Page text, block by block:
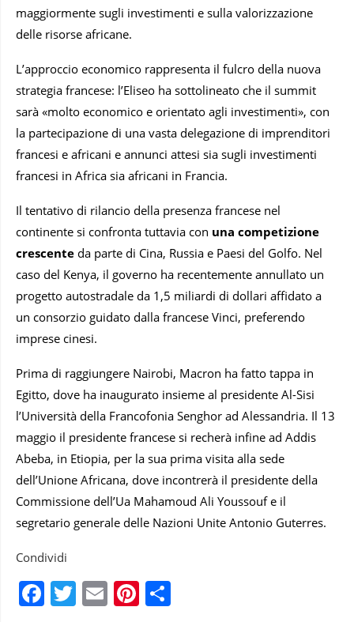
maggiormente sugli investimenti e sulla valorizzazione
delle risorse africane.
L’approccio economico rappresenta il fulcro della nuova
strategia francese: l’Eliseo ha sottolineato che il summit
sarà «molto economico e orientato agli investimenti», con
la partecipazione di una vasta delegazione di imprenditori
francesi e africani e annunci attesi sia sugli investimenti
francesi in Africa sia africani in Francia.
Il tentativo di rilancio della presenza francese nel
continente si confronta tuttavia con una competizione
crescente da parte di Cina, Russia e Paesi del Golfo. Nel
caso del Kenya, il governo ha recentemente annullato un
progetto autostradale da 1,5 miliardi di dollari affidato a
un consorzio guidato dalla francese Vinci, preferendo
imprese cinesi.
Prima di raggiungere Nairobi, Macron ha fatto tappa in
Egitto, dove ha inaugurato insieme al presidente Al-Sisi
l’Università della Francofonia Senghor ad Alessandria. Il 13
maggio il presidente francese si recherà infine ad Addis
Abeba, in Etiopia, per la sua prima visita alla sede
dell’Unione Africana, dove incontrerà il presidente della
Commissione dell’Ua Mahamoud Ali Youssouf e il
segretario generale delle Nazioni Unite Antonio Guterres.
Condividi
Facebook
Twitter
EmailPinterest